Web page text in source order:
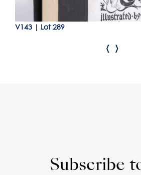
V143 Lot 289
‹ ›
Subscribe